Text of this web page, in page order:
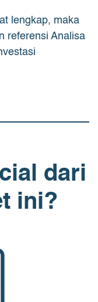
lengkap, maka
referensi Analisa
dari
ini?